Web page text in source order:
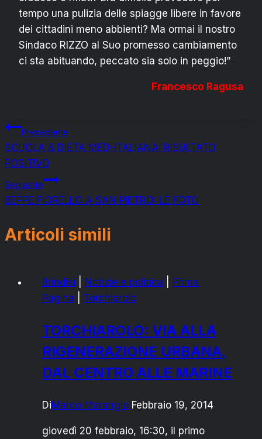
tempo una pulizia delle spiagge libere in favore
dei cittadini meno abbienti? Ma ormai il nostro
Sindaco RIZZO al Suo promesso cambiamento
ci sta abituando, peccato sia solo in peggio!”
Francesco Ragusa
Navigazione
articoli
Precedente
SCUOLA & DIETA MED-ITALIANA: RISULTATO
POSITIVO
Seguente
BEPPE FIORELLO A SAN PIETRO: LE FOTO
Articoli simili
Brindisi Notizie e politica
Prima
Pagina
Torchiarolo
TORCHIAROLO: VIA ALLA
RIGENERAZIONE URBANA,
DAL CENTRO ALLE MARINE
DiMarco Marangio Febbraio 19, 2014
giovedì 20 febbraio, 16:30, il primo